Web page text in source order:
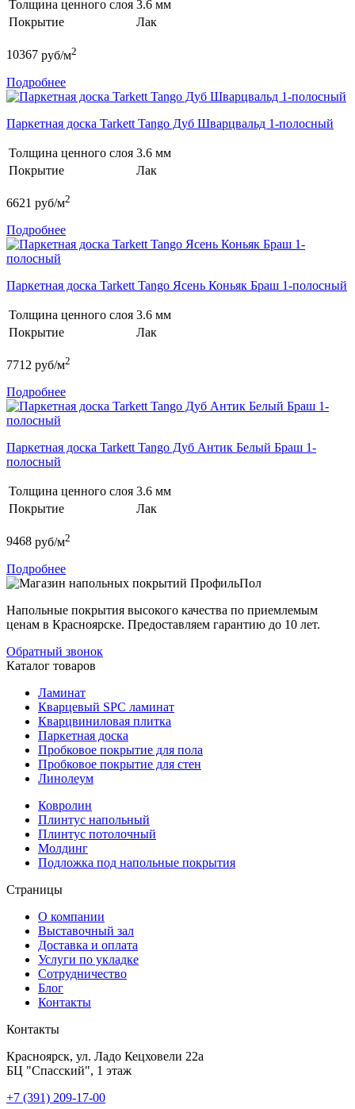
Толщина ценного слоя 3.6 мм
Покрытие
Лак
10367 руб/м2
Подробнее
Паркетная доска Tarkett Tango Дуб Шварцвальд 1-полосный
Толщина ценного слоя 3.6 мм
Покрытие
Лак
6621 руб/м2
Подробнее
Паркетная доска Tarkett Tango Ясень Коньяк Браш 1-полосный
Толщина ценного слоя 3.6 мм
Покрытие
Лак
7712 руб/м2
Подробнее
Паркетная доска Tarkett Tango Дуб Антик Белый Браш 1-
полосный
Толщина ценного слоя 3.6 мм
Покрытие
Лак
9468 руб/м2
Подробнее
Напольные покрытия высокого качества по приемлемым
ценам в Красноярске. Предоставляем гарантию до 10 лет.
Обратный звонок
Каталог товаров
Ламинат
Кварцевый SPC ламинат
Кварцвиниловая плитка
Паркетная доска
Пробковое покрытие для пола
Пробковое покрытие для стен
Линолеум
Ковролин
Плинтус напольный
Плинтус потолочный
Молдинг
Подложка под напольные покрытия
Страницы
О компании
Выставочный зал
Доставка и оплата
Услуги по укладке
Сотрудничество
Блог
Контакты
Контакты
Красноярск, ул. Ладо Кецховели 22а
БЦ "Спасский", 1 этаж
+7 (391) 209-17-00